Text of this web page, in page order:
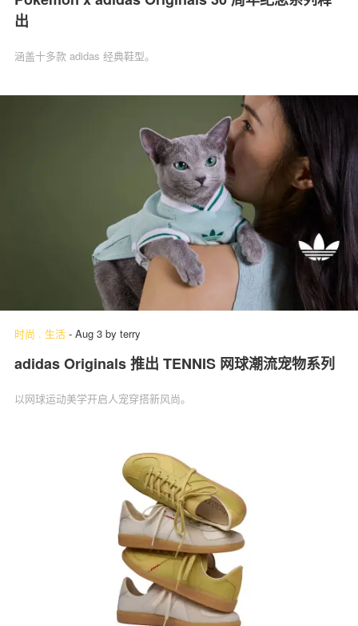
出
涵盖十多款 adidas 经典鞋型。
时尚 . 生活 - Aug 3 by terry
adidas Originals 推出 TENNIS 网球潮流宠物系列
以网球运动美学开启人宠穿搭新风尚。